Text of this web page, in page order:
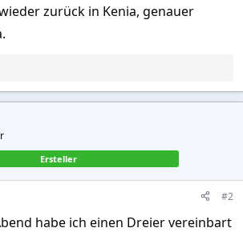
zurück in Kenia, genauer
Ersteller
#2
habe ich einen Dreier vereinbart